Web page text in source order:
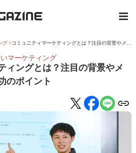
グ
マーケティング
ィングとは？注目の背景やメ
のポイント